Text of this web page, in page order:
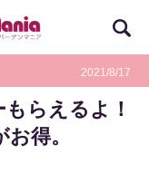
2021/8/17
らえるよ！
得。